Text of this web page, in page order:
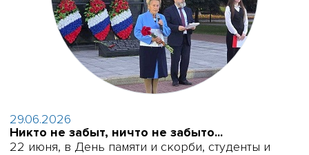
29.06.2026
Никто не забыт, ничто не забыто...
22 июня, в День памяти и скорби, студенты и